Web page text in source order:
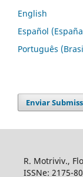
English
Español
Português
Enviar
R. Motriviv.,
ISSNe: 2175-